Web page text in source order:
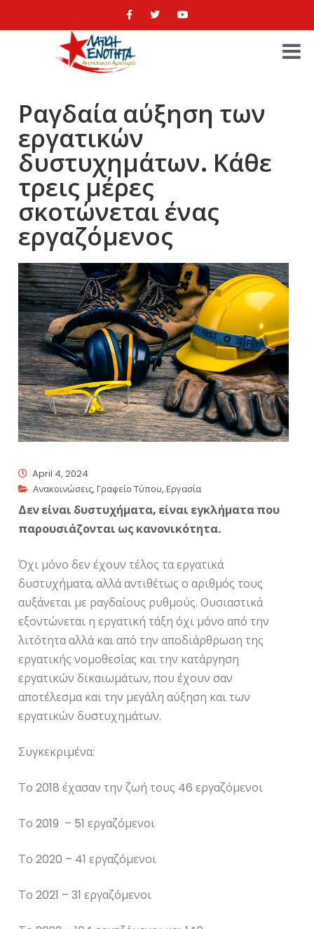
Ραγδαία αύξηση των
εργατικών
δυστυχημάτων. Κάθε
τρεις μέρες
σκοτώνεται ένας
εργαζόμενος
April 4, 2024
Ανακοινώσεις,Γραφείο Τύπου,Εργασία
Δεν είναι δυστυχήματα, είναι εγκλήματα που
παρουσιάζονται ως κανονικότητα.
Όχι μόνο δεν έχουν τέλος τα εργατικά
δυστυχήματα, αλλά αντιθέτως ο αριθμός τους
αυξάνεται με ραγδαίους ρυθμούς. Ουσιαστικά
εξοντώνεται η εργατική τάξη όχι μόνο από την
λιτότητα αλλά και από την αποδιάρθρωση της
εργατικής νομοθεσίας και την κατάργηση
εργατικών δικαιωμάτων, που έχουν σαν
αποτέλεσμα και την μεγάλη αύξηση και των
εργατικών δυστυχημάτων.
Συγκεκριμένα:
Το 2018 έχασαν την ζωή τους 46 εργαζόμενοι
Το 2019 – 51 εργαζόμενοι
Το 2020 – 41 εργαζόμενοι
Το 2021 – 31 εργαζόμενοι